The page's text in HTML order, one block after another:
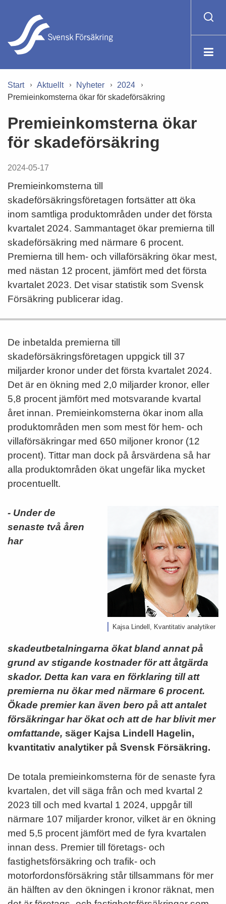
Start Aktuellt Nyheter
2024
Premieinkomsterna ökar för skadeförsäkring
Premieinkomsterna ökar
för skadeförsäkring
2024-05-17
Premieinkomsterna till
skadeförsäkringsföretagen fortsätter att öka
inom samtliga produktområden under det första
kvartalet 2024. Sammantaget ökar premierna till
skadeförsäkring med närmare 6 procent.
Premierna till hem- och villaförsäkring ökar mest,
med nästan 12 procent, jämfört med det första
kvartalet 2023. Det visar statistik som Svensk
Försäkring publicerar idag.
De inbetalda premierna till
skadeförsäkringsföretagen uppgick till 37
miljarder kronor under det första kvartalet 2024.
Det är en ökning med 2,0 miljarder kronor, eller
5,8 procent jämfört med motsvarande kvartal
året innan. Premieinkomsterna ökar inom alla
produktområden men som mest för hem- och
villaförsäkringar med 650 miljoner kronor (12
procent). Tittar man dock på årsvärdena så har
alla produktområden ökat ungefär lika mycket
procentuellt.
Kajsa Lindell, Kvantitativ analytiker
- Under de
senaste två åren
har
skadeutbetalningarna ökat bland annat på
grund av stigande kostnader för att åtgärda
skador. Detta kan vara en förklaring till att
premierna nu ökar med närmare 6 procent.
Ökade premier kan även bero på att antalet
försäkringar har ökat och att de har blivit mer
omfattande, säger Kajsa Lindell Hagelin,
kvantitativ analytiker på Svensk Försäkring.
De totala premieinkomsterna för de senaste fyra
kvartalen, det vill säga från och med kvartal 2
2023 till och med kvartal 1 2024, uppgår till
närmare 107 miljarder kronor, vilket är en ökning
med 5,5 procent jämfört med de fyra kvartalen
innan dess. Premier till företags- och
fastighetsförsäkring och trafik- och
motorfordonsförsäkring står tillsammans för mer
än hälften av den ökningen i kronor räknat, men